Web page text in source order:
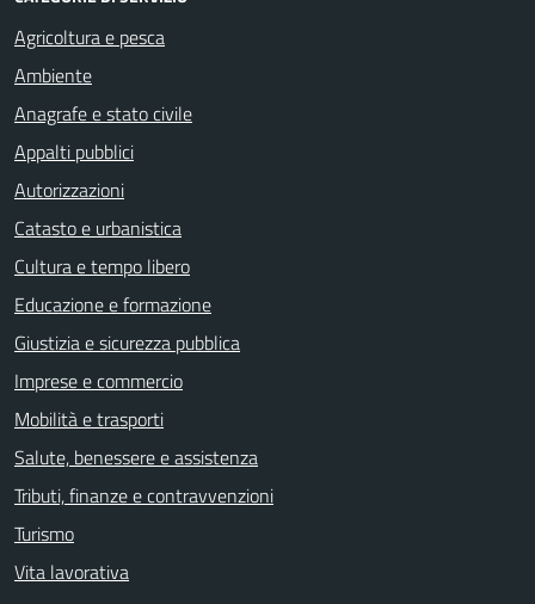
Agricoltura e pesca
Ambiente
Anagrafe e stato civile
Appalti pubblici
Autorizzazioni
Catasto e urbanistica
Cultura e tempo libero
Educazione e formazione
Giustizia e sicurezza pubblica
Imprese e commercio
Mobilità e trasporti
Salute, benessere e assistenza
Tributi, finanze e contravvenzioni
Turismo
Vita lavorativa